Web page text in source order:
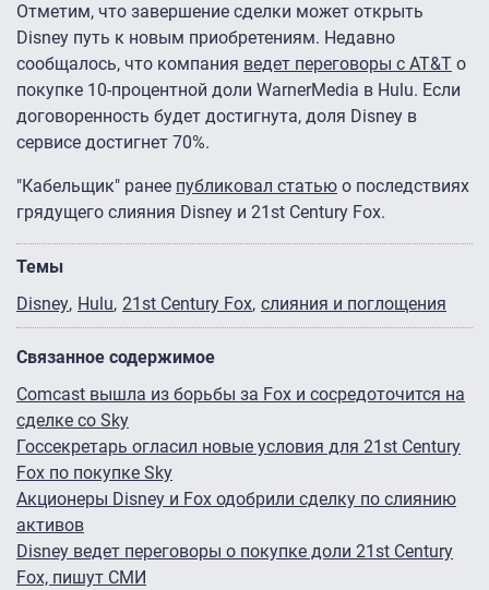
Отметим, что завершение сделки может открыть
Disney путь к новым приобретениям. Недавно
сообщалось, что компания ведет переговоры с AT&T о
покупке 10-процентной доли WarnerMedia в Hulu. Если
договоренность будет достигнута, доля Disney в
сервисе достигнет 70%.
"Кабельщик" ранее публиковал статью о последствиях
грядущего слияния Disney и 21st Century Fox.
Темы
Disney Hulu 21st Century Fox слияния и поглощения
Связанное содержимое
Comcast вышла из борьбы за Fox и сосредоточится на
сделке со Sky
Госсекретарь огласил новые условия для 21st Century
Fox по покупке Sky
Акционеры Disney и Fox одобрили сделку по слиянию
активов
Disney ведет переговоры о покупке доли 21st Century
Fox, пишут СМИ